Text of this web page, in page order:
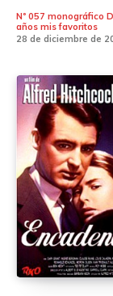
Nº 057 monográfico
años mis favoritos
28 de diciembre de